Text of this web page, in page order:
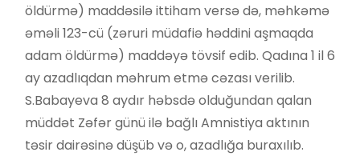
öldürmə) maddəsilə ittiham versə də, məhkəmə
əməli 123-cü (zəruri müdafiə həddini aşmaqda
adam öldürmə) maddəyə tövsif edib. Qadına 1 il 6
ay azadlıqdan məhrum etmə cəzası verilib.
S.Babayeva 8 aydır həbsdə olduğundan qalan
müddət Zəfər günü ilə bağlı Amnistiya aktının
təsir dairəsinə düşüb və o, azadlığa buraxılıb.